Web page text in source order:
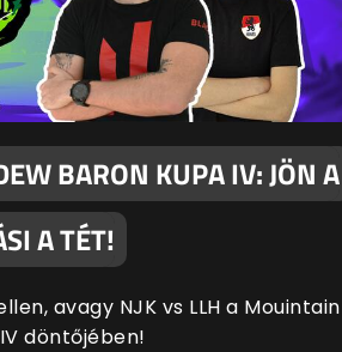
BARON KUPA IV: JÖN A
A TÉT!
avagy NJK vs LLH a Mouintain
döntőjében!